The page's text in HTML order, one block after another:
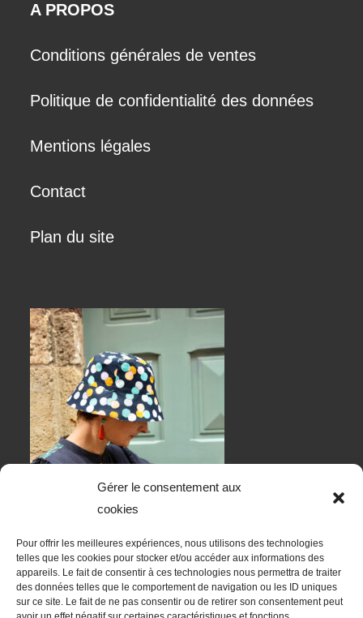
Gérer le consentement aux
cookies
Pour offrir les meilleures expériences, nous utilisons des technologies
telles que les cookies pour stocker et/ou accéder aux informations des
appareils. Le fait de consentir à ces technologies nous permettra de traiter
des données telles que le comportement de navigation ou les ID uniques
sur ce site. Le fait de ne pas consentir ou de retirer son consentement peut
A PROPOS
Conditions générales de ventes
Politique de confidentialité des données
Mentions légales
Contact
Plan du site
RESTONS EN CONTACT